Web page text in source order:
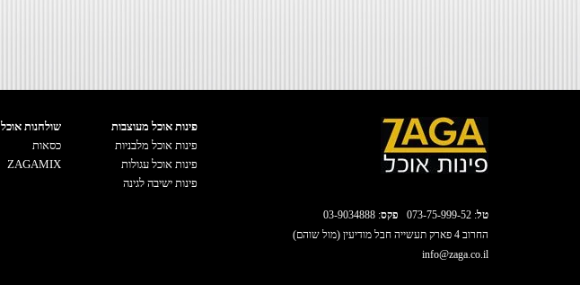
טל:
073-75-999-52 פקס: 03-9034888
החרוב 4 פארק תעשייה חבל מודיעין (מול שוהם)
info@zaga.co.il
פינות אוכל מעוצבות
פינות אוכל מלבניות
פינות אוכל עגולות
פינות ישיבה לגינה
שולחנות אוכל
כסאות
ZAGAMIX